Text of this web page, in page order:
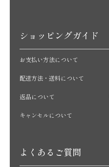
ショッピングガイド
お支払い方法について
配送方法・送料について
返品について
キャンセルについて
よくあるご質問